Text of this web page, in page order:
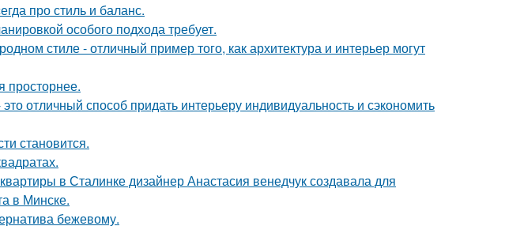
про стиль и баланс.
особого подхода требует.
стиле - отличный пример того, как архитектура и интерьер могут
просторнее.
отличный способ придать интерьеру индивидуальность и сэкономить
становится.
в Сталинке дизайнер Анастасия венедчук создавала для
в Минске.
бежевому.